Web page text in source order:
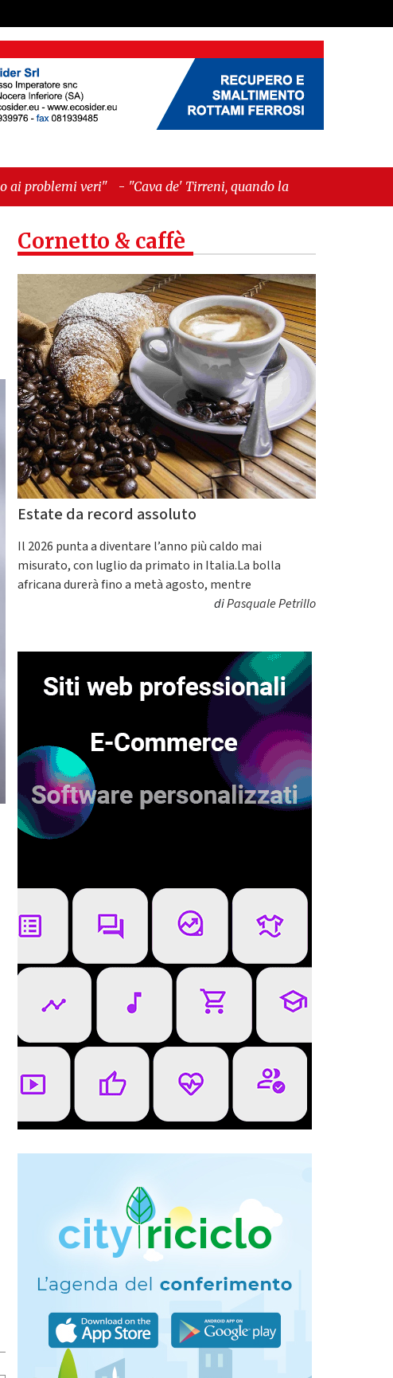
-"Cava de' Tirreni, quando la burocrazia dimentica
Cornetto & caffè
Estate da record assoluto
Il 2026 punta a diventare l’anno più caldo mai
misurato, con luglio da primato in Italia.La bolla
africana durerà fino a metà agosto, mentre
diPasquale Petrillo